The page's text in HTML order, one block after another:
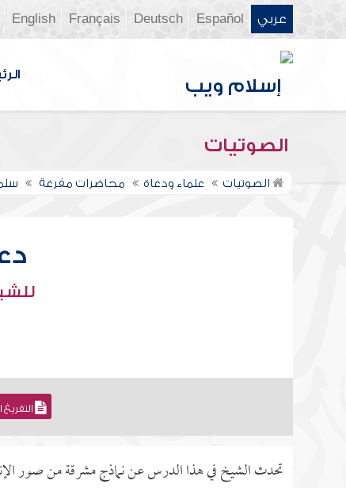
عربي Español
Deutsch
Français
English
الصوتيات
الصوتيات علماء ودعاة محاضرات مفرغة
تحدث الشيخ في هذا الدرس عن نماذج مشرقة من صور